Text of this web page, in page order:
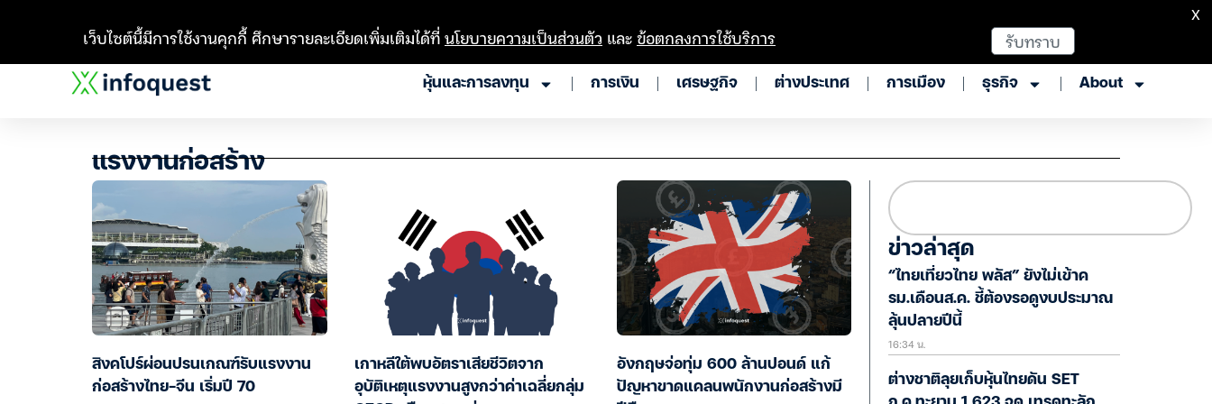
หุ้นและการลงทุน การเงิน เศรษฐกิจ ต่างประเทศ การเมือง ธุรกิจ About
แรงงานก่อสร้าง
สิงคโปร์ผ่อนปรนเกณฑ์รับแรงงาน
ก่อสร้างไทย-จีน เริ่มปี 70
เกาหลีใต้พบอัตราเสียชีวิตจาก
อุบัติเหตุแรงงานสูงกว่าค่าเฉลี่ยกลุ่ม
อังกฤษจ่อทุ่ม 600 ล้านปอนด์ แก้
ปัญหาขาดแคลนพนักงานก่อสร้างมี
ข่าวล่าสุด
“ไทยเที่ยวไทย พลัส” ยังไม่เข้าค
รม.เดือนส.ค. ชี้ต้องรอดูงบประมาณ
ลุ้นปลายปีนี้
16:34 น.
ต่างชาติลุยเก็บหุ้นไทยดัน SET
เว็บไซต์นี้มีการใช้งานคุกกี้ ศึกษารายละเอียดเพิ่มเติมได้ที่นโยบายความเป็นส่วนตัว และข้อตกลงการใช้บริการ รับทราบ
X